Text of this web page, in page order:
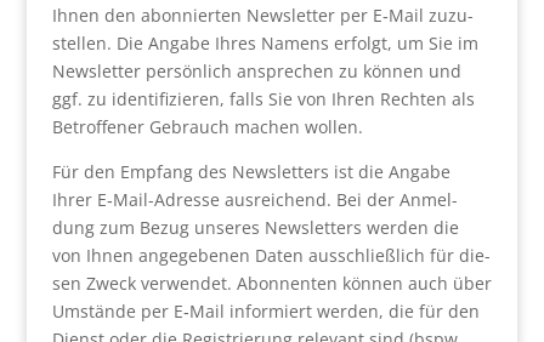
Ihnen den abon­nier­ten News­let­ter per E‑Mail zuzu­
stel­len. Die Anga­be Ihres Namens erfolgt, um Sie im
News­let­ter per­sön­lich anspre­chen zu kön­nen und
ggf. zu iden­ti­fi­zie­ren, falls Sie von Ihren Rech­ten als
Betrof­fe­ner Gebrauch machen wol­len.
Für den Emp­fang des News­let­ters ist die Anga­be
Ihrer E‑Mail-Adres­se aus­rei­chend. Bei der Anmel­
dung zum Bezug unse­res News­let­ters wer­den die
von Ihnen ange­ge­be­nen Daten aus­schließ­lich für die­
sen Zweck ver­wen­det. Abon­nen­ten kön­nen auch über
Umstän­de per E‑Mail infor­miert wer­den, die für den